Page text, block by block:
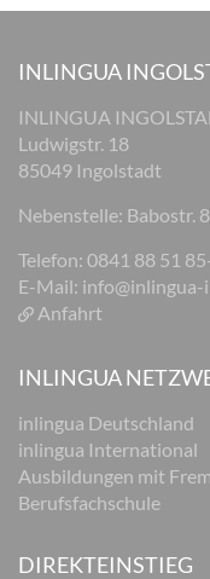
INLINGUA
INLINGUA
Ludwigstr. 18
85049 Ingolstadt
Nebenstelle: Babostr.
Telefon: 0841 88 51
E-Mail:
Anfahrt
INLINGUA
inlingua Deutschland
inlingua International
Ausbildungen mit
Berufsfachschule
DIREKTEINSTIEG